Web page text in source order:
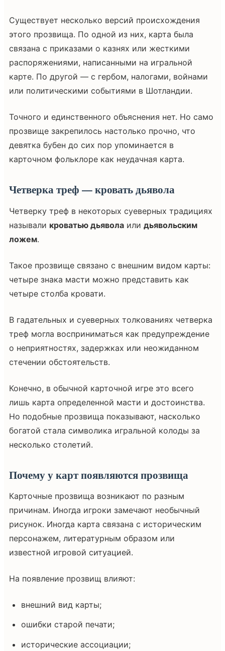
Существует несколько версий происхождения
этого прозвища. По одной из них, карта была
связана с приказами о казнях или жесткими
распоряжениями, написанными на игральной
карте. По другой — с гербом, налогами, войнами
или политическими событиями в Шотландии.
Точного и единственного объяснения нет. Но само
прозвище закрепилось настолько прочно, что
девятка бубен до сих пор упоминается в
карточном фольклоре как неудачная карта.
Четверка треф — кровать дьявола
Четверку треф в некоторых суеверных традициях
называли кроватью дьявола или дьявольским
ложем.
Такое прозвище связано с внешним видом карты:
четыре знака масти можно представить как
четыре столба кровати.
В гадательных и суеверных толкованиях четверка
треф могла восприниматься как предупреждение
о неприятностях, задержках или неожиданном
стечении обстоятельств.
Конечно, в обычной карточной игре это всего
лишь карта определенной масти и достоинства.
Но подобные прозвища показывают, насколько
богатой стала символика игральной колоды за
несколько столетий.
Почему у карт появляются прозвища
Карточные прозвища возникают по разным
причинам. Иногда игроки замечают необычный
рисунок. Иногда карта связана с историческим
персонажем, литературным образом или
известной игровой ситуацией.
На появление прозвищ влияют:
внешний вид карты;
ошибки старой печати;
исторические ассоциации;